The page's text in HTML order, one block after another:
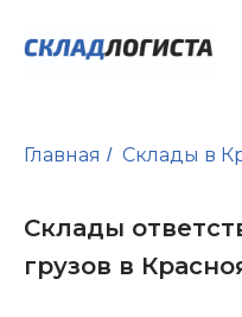
Главная / Склады в
Склады
грузов в